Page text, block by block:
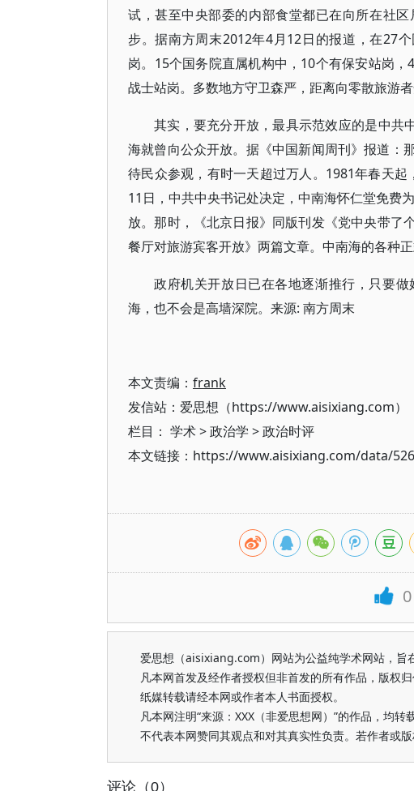
试，甚至中央部委的内部食堂都已在向所在社
步。据南方周末2012年4月12日的报道，在27
岗。15个国务院直属机构中，10个有保安站岗
战士站岗。多数地方守卫森严，距离向零散旅游
其实，要充分开放，最具示范效应的是中共
海就曾向公众开放。据《中国新闻周刊》报道：
待民众参观，有时一天超过万人。1981年春天
11日，中共中央书记处决定，中南海怀仁堂免费
放。那时，《北京日报》同版刊发《党中央带
餐厅对旅游宾客开放》两篇文章。中南海的各种
政府机关开放日已在各地逐渐推行，只要
海，也不会是高墙深院。来源: 南方周末
本文责编： frank
发信站：爱思想（https://www.aisixiang.com）
栏目： 学术>政治学 >政治时评
本文链接：https://www.aisixiang.com/data/
0
爱思想（aisixiang.com）网站为公益纯学术网站，旨
凡本网首发及经作者授权但非首发的所有作品，版权
纸媒转载请经本网或作者本人书面授权。
凡本网注明“来源：XXX（非爱思想网）”的作品，均
不代表本网赞同其观点和对其真实性负责。若作者或
评论（0）